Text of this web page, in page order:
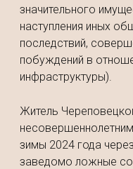
значительного
наступления иных
последствий,
побуждений в
инфраструктуры).
Житель
зимы 2024 года
заведомо ложные